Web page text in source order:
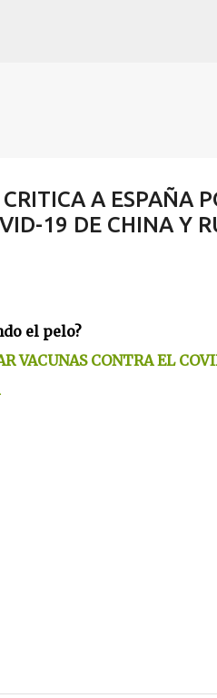
A ESPAÑA
19 DE CHINA Y
el pelo?
VACUNAS CONTRA EL